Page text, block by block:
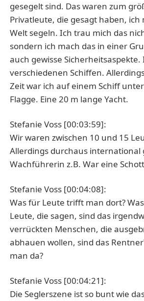
gesegelt sind. Das waren zum
Privatleute, die gesagt haben, ich
Welt segeln. Ich trau mich das
sondern ich mach das in einer
auch gewisse
verschiedenen Schiffen.
Zeit war ich auf einem Schiff
Flagge. Eine 20 m lange Yacht.
Stefanie Voss [00:03:59]:
Wir waren zwischen 10 und 15
Allerdings durchaus international
Wachführerin z.B. War eine
Stefanie Voss [00:04:08]:
Was für Leute trifft man dort?
Leute, die sagen, sind das
verrückten Menschen, die
abhauen wollen, sind das
man da?
Stefanie Voss [00:04:21]:
Die Seglerszene ist so bunt wie